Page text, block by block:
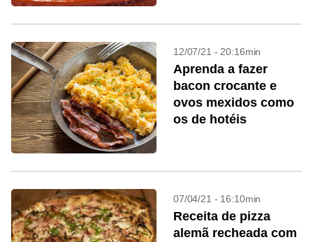
12/07/21 - 20:16min
Aprenda a fazer
bacon crocante e
ovos mexidos como
os de hotéis
07/04/21 - 16:10min
Receita de pizza
alemã recheada com